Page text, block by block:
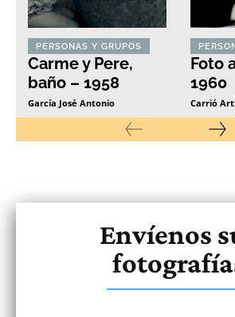
PERSONAS Y GRUPOS
Carme y Pere,
baño – 1958
García José Antonio
Foto
1960
Carrió
Envíenos